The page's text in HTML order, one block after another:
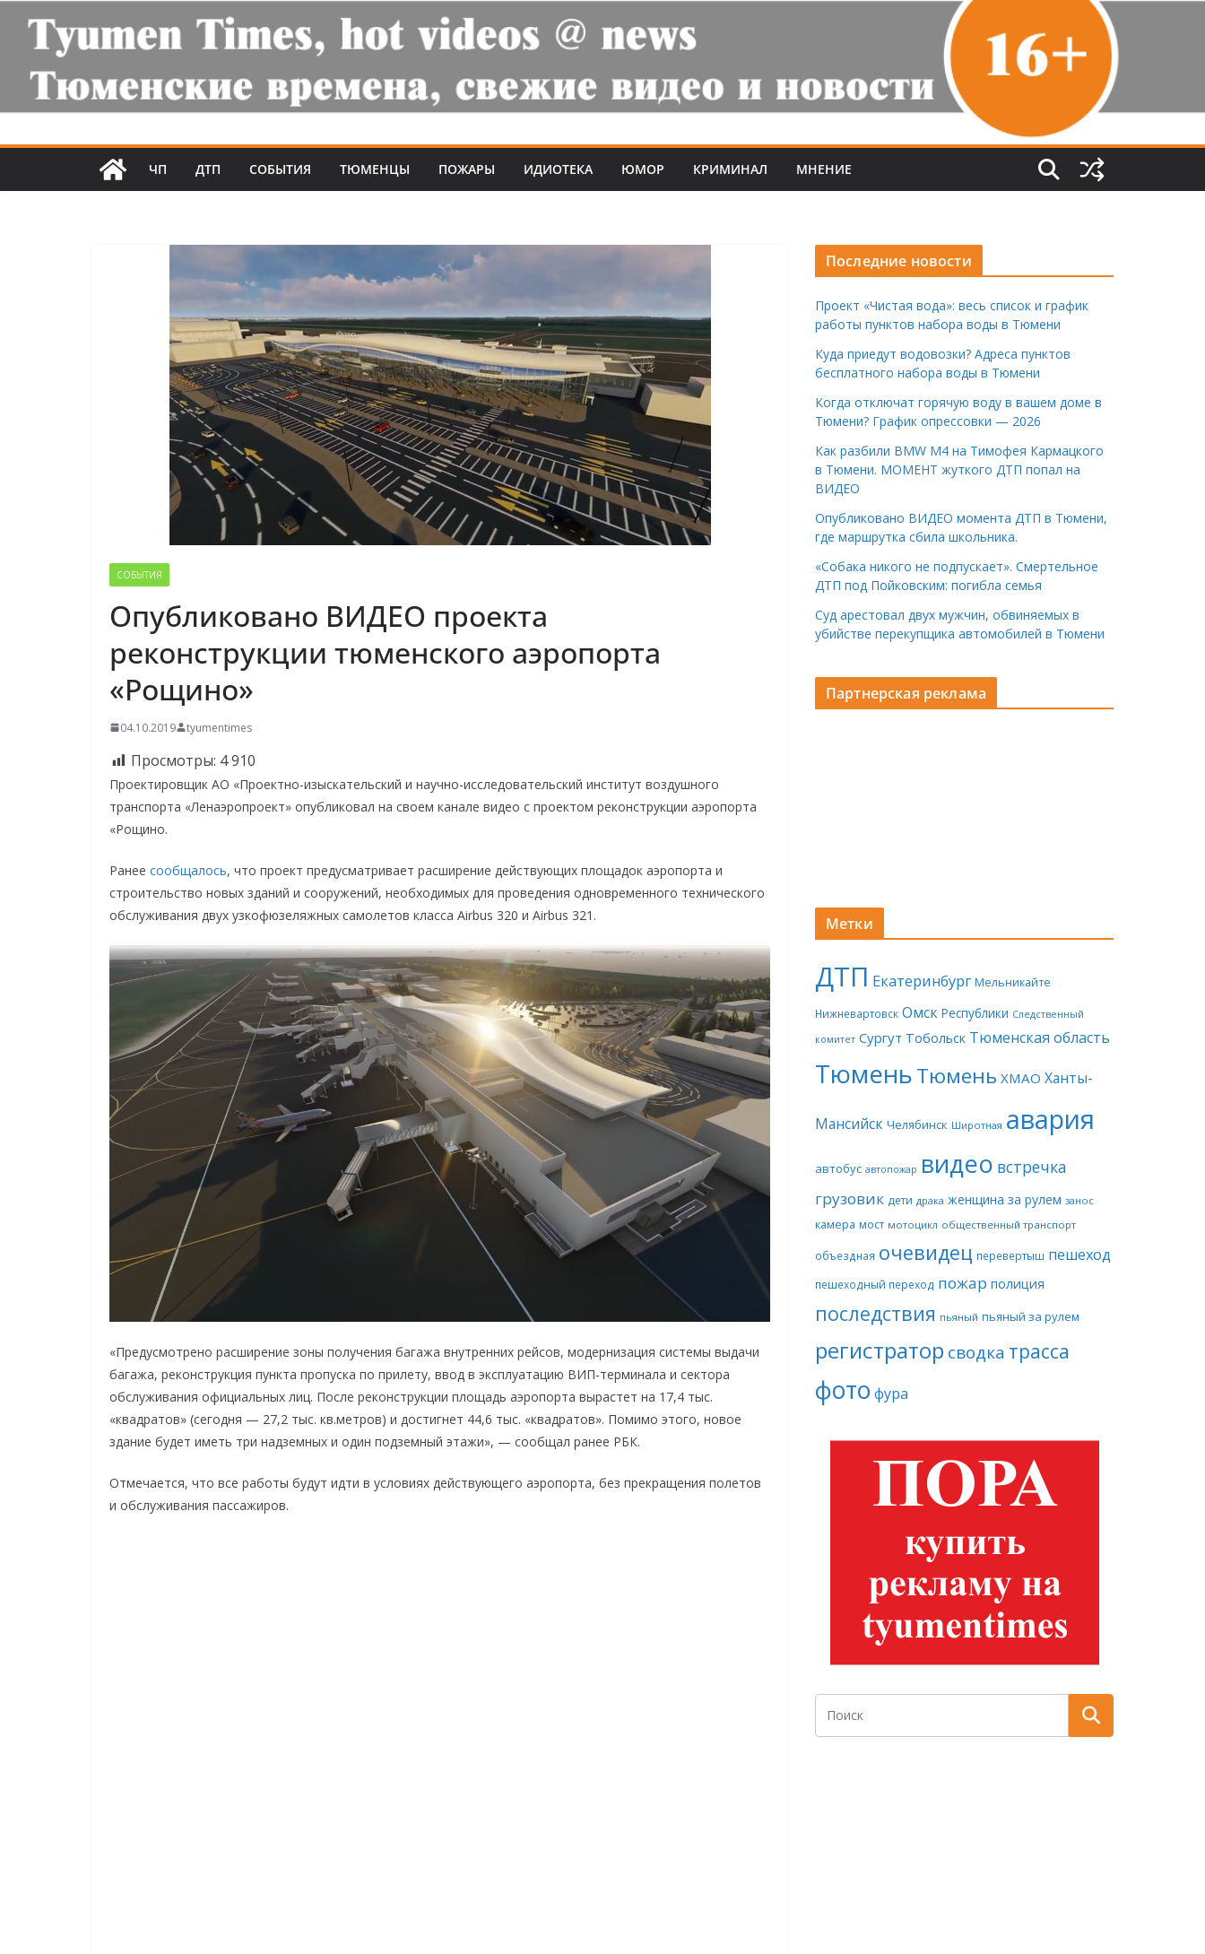
ЧП ДТП СОБЫТИЯ ТЮМЕНЦЫ ПОЖАРЫ ИДИОТЕКА ЮМОР КРИМИНАЛ МНЕНИЕ
СОБЫТИЯ
Опубликовано ВИДЕО проекта
реконструкции тюменского аэропорта
«Рощино»
04.10.2019 tyumentimes
Просмотры: 4 910
Проектировщик АО «Проектно-изыскательский и научно-исследовательский институт воздушного
транспорта «Ленаэропроект» опубликовал на своем канале видео с проектом реконструкции аэропорта
«Рощино.
Ранее сообщалось, что проект предусматривает расширение действующих площадок аэропорта и
строительство новых зданий и сооружений, необходимых для проведения одновременного технического
обслуживания двух узкофюзеляжных самолетов класса Airbus 320 и Airbus 321.
«Предусмотрено расширение зоны получения багажа внутренних рейсов, модернизация системы выдачи
багажа, реконструкция пункта пропуска по прилету, ввод в эксплуатацию ВИП-терминала и сектора
обслуживания официальных лиц. После реконструкции площадь аэропорта вырастет на 17,4 тыс.
«квадратов» (сегодня — 27,2 тыс. кв.метров) и достигнет 44,6 тыс. «квадратов». Помимо этого, новое
здание будет иметь три надземных и один подземный этажи», — сообщал ранее РБК.
Отмечается, что все работы будут идти в условиях действующего аэропорта, без прекращения полетов
и обслуживания пассажиров.
Последние новости
Проект «Чистая вода»: весь список и график
работы пунктов набора воды в Тюмени
Куда приедут водовозки? Адреса пунктов
бесплатного набора воды в Тюмени
Когда отключат горячую воду в вашем доме в
Тюмени? График опрессовки — 2026
Как разбили BMW M4 на Тимофея Кармацкого
в Тюмени. МОМЕНТ жуткого ДТП попал на
ВИДЕО
Опубликовано ВИДЕО момента ДТП в Тюмени,
где маршрутка сбила школьника.
«Собака никого не подпускает». Смертельное
ДТП под Пойковским: погибла семья
Суд арестовал двух мужчин, обвиняемых в
убийстве перекупщика автомобилей в Тюмени
Партнерская реклама
Метки
ДТП Екатеринбург Мельникайте
Нижневартовск Омск Республики Следственный
комитет Сургут Тобольск Тюменская область
ТюменьТюмень ХМАО Ханты-
Мансийск Челябинск Широтная авария
автобус автопожар видео встречка
грузовик дети драка женщина за рулем занос
камера мост мотоцикл общественный транспорт
объездная очевидец перевертыш пешеход
пешеходный переход пожар полиция
последствия пьяный пьяный за рулем
регистратор сводка трасса
фото фура